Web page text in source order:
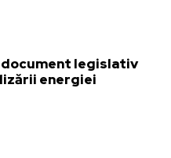
legislativ
energiei